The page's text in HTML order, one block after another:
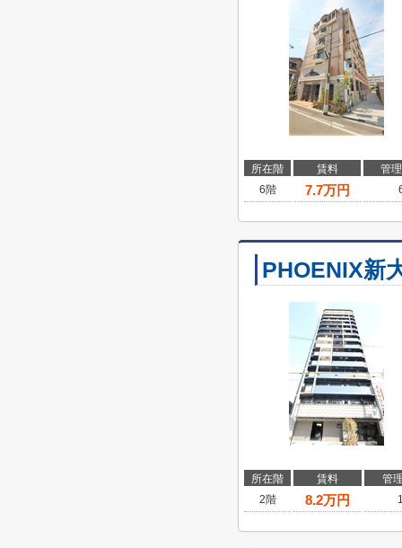
所在階 賃料
管
6階
7.7万円
PHOENIX
所在階 賃料
管
2階
8.2万円